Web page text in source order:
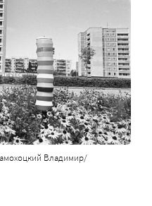
Владимир/